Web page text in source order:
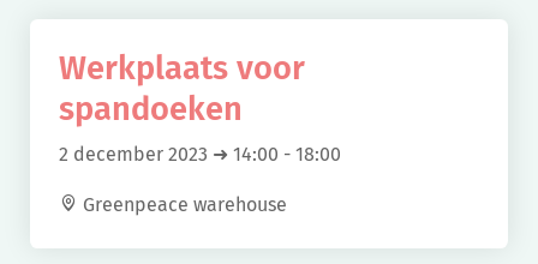
Werkplaats voor
spandoeken
2 december 2023 ➜ 14:00 - 18:00
Greenpeace warehouse